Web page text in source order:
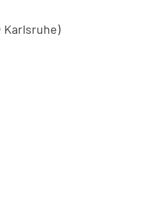
Karlsruhe)